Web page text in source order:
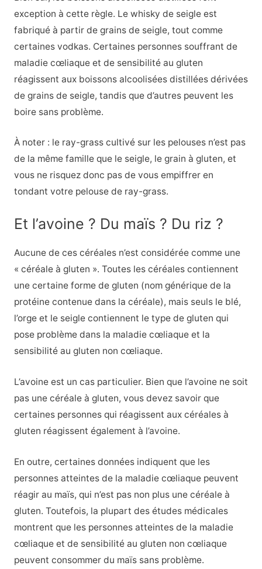
exception à cette règle. Le whisky de seigle est
fabriqué à partir de grains de seigle, tout comme
certaines vodkas. Certaines personnes souffrant de
maladie cœliaque et de sensibilité au gluten
réagissent aux boissons alcoolisées distillées dérivées
de grains de seigle, tandis que d’autres peuvent les
boire sans problème.
À noter : le ray-grass cultivé sur les pelouses n’est pas
de la même famille que le seigle, le grain à gluten, et
vous ne risquez donc pas de vous empiffrer en
tondant votre pelouse de ray-grass.
Et l’avoine ? Du maïs ? Du riz ?
Aucune de ces céréales n’est considérée comme une
« céréale à gluten ». Toutes les céréales contiennent
une certaine forme de gluten (nom générique de la
protéine contenue dans la céréale), mais seuls le blé,
l’orge et le seigle contiennent le type de gluten qui
pose problème dans la maladie cœliaque et la
sensibilité au gluten non cœliaque.
L’avoine est un cas particulier. Bien que l’avoine ne soit
pas une céréale à gluten, vous devez savoir que
certaines personnes qui réagissent aux céréales à
gluten réagissent également à l’avoine.
En outre, certaines données indiquent que les
personnes atteintes de la maladie cœliaque peuvent
réagir au maïs, qui n’est pas non plus une céréale à
gluten. Toutefois, la plupart des études médicales
montrent que les personnes atteintes de la maladie
cœliaque et de sensibilité au gluten non cœliaque
peuvent consommer du maïs sans problème.